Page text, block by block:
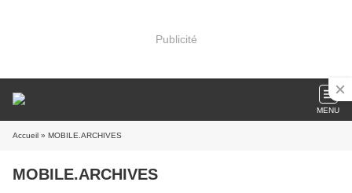
Publicité
MENU
Accueil » MOBILE.ARCHIVES
MOBILE.ARCHIVES